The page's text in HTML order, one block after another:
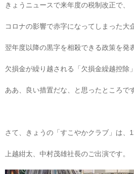
きょうニュースで来年度の税制改正で、
コロナの影響で赤字になってしまった大
翌年度以降の黒字を相殺できる政策を発表
欠損金が繰り越される「欠損金繰越控除
ああ、良い措置だな、と思ったところで
さて、きょうの「すこやかクラブ」は、
上越紺太、中村茂雄社長のご出演です。